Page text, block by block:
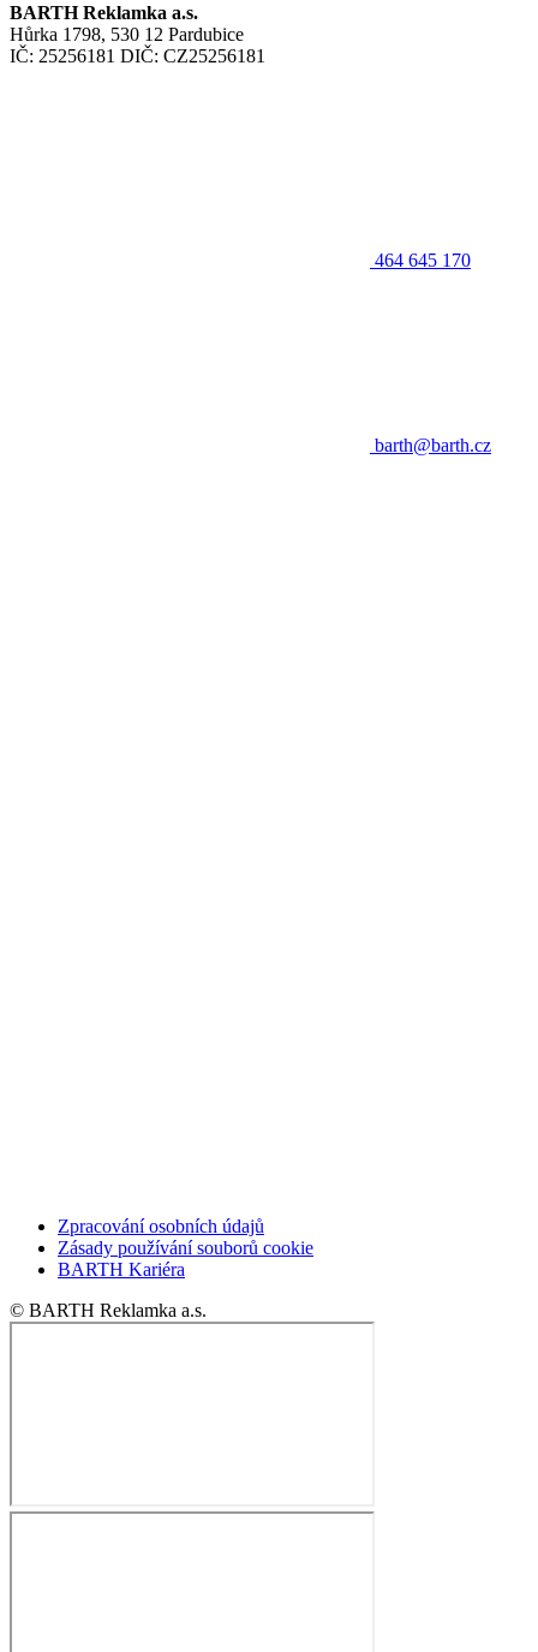
BARTH Reklamka a.s.
Hůrka 1798, 530 12 Pardubice
IČ: 25256181 DIČ: CZ25256181
464 645 170
barth@barth.cz
Zpracování osobních údajů
Zásady používání souborů cookie
BARTH Kariéra
© BARTH Reklamka a.s.